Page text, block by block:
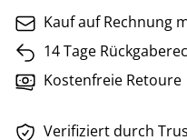
Kauf auf Rechnung
14 Tage
Kostenfreie Retoure
Verifiziert durch